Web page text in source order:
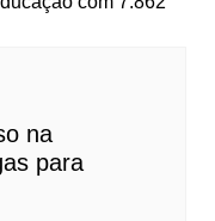
na
para